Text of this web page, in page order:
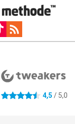
4.5 sterren 4,5 / 5,0